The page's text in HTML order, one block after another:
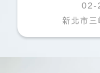
02-
新北市